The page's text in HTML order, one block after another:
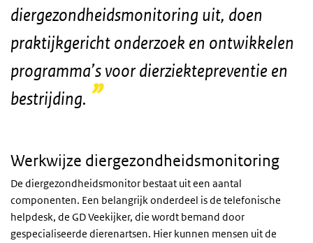
diergezondheidsmonitoring uit, doen
praktijkgericht onderzoek en ontwikkelen
programma’s voor dierziektepreventie en
bestrijding.
Werkwijze diergezondheidsmonitoring
De diergezondheidsmonitor bestaat uit een aantal
componenten. Een belangrijk onderdeel is de telefonische
helpdesk, de GD Veekijker, die wordt bemand door
gespecialiseerde dierenartsen. Hier kunnen mensen uit de